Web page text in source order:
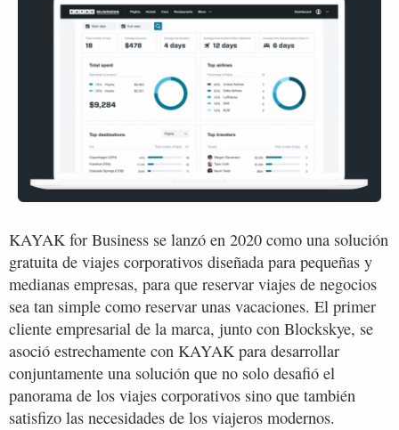
KAYAK for Business se lanzó en 2020 como una solución
gratuita de viajes corporativos diseñada para pequeñas y
medianas empresas, para que reservar viajes de negocios
sea tan simple como reservar unas vacaciones. El primer
cliente empresarial de la marca, junto con Blockskye, se
asoció estrechamente con KAYAK para desarrollar
conjuntamente una solución que no solo desafió el
panorama de los viajes corporativos sino que también
satisfizo las necesidades de los viajeros modernos.